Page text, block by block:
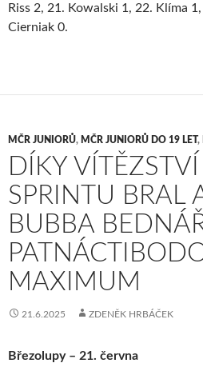
Riss 2, 21. Kowalski 1, 22. Klíma
Cierniak 0.
MČR JUNIORŮ, MČR JUNIORŮ DO 19 LET,
DÍKY
SPRINTU BRAL
BUBBA
MAXIMUM
21.6.2025 ZDENĚK HRBÁČEK
Březolupy – 21. června